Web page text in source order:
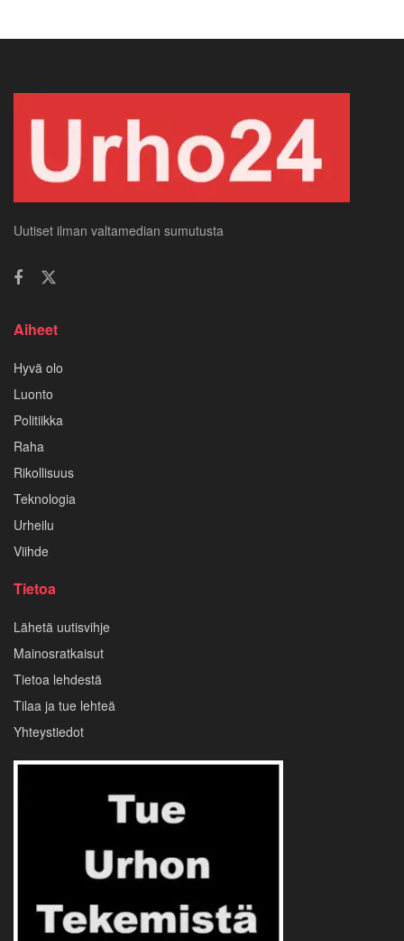
Uutiset ilman valtamedian sumutusta
Aiheet
Hyvä olo
Luonto
Politiikka
Raha
Rikollisuus
Teknologia
Urheilu
Viihde
Tietoa
Lähetä uutisvihje
Mainosratkaisut
Tietoa lehdestä
Tilaa ja tue lehteä
Yhteystiedot